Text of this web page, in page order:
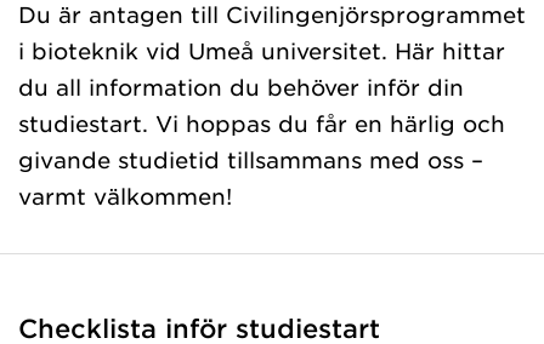
Du är antagen till Civilingenjörsprogrammet
i bioteknik vid Umeå universitet. Här hittar
du all information du behöver inför din
studiestart. Vi hoppas du får en härlig och
givande studietid tillsammans med oss –
varmt välkommen!
Checklista inför studiestart